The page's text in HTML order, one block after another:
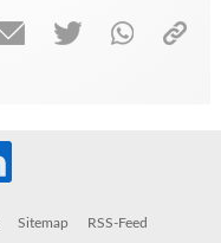
Sitemap RSS-Feed